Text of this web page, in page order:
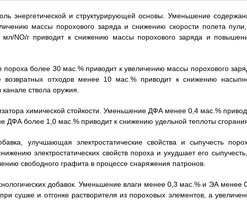
энергетической и структурирующей основы. Уменьшение
массы порохового заряда и снижению скорости полета
NO/г приводит к снижению массы порохового заряда и
более 30 мас.% приводит к увеличению массы порохового
отходов менее 10 мас.% приводит к снижению
ствола оружия.
химической стойкости. Уменьшение ДФА менее 0,4 мас.%
ДФА более 1,0 мас.% приводит к снижению удельной теплоты
улучшающая электростатические свойства и сыпучесть
электростатических свойств пороха и ухудшает его
свободного графита в процессе снаряжения патронов.
добавок. Уменьшение влаги менее 0,3 мас.% и ЭА менее
сушке и отгонке растворителя из пороховых элементов, а